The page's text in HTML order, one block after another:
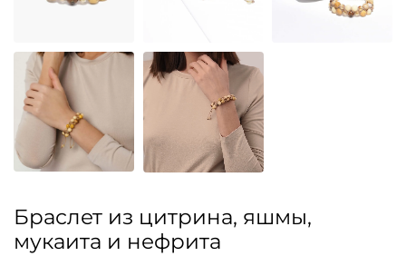
Браслет из цитрина, яшмы,
мукаита и нефрита